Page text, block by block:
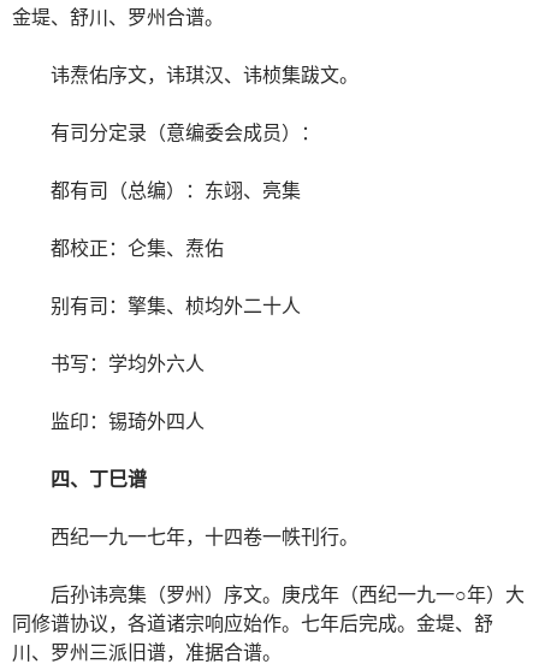
金堤、舒川、罗州合谱。
讳焘佑序文，讳琪汉、讳桢集跋文。
有司分定录（意编委会成员）：
都有司（总编）：东翊、亮集
都校正：仑集、焘佑
别有司：擎集、桢均外二十人
书写：学均外六人
监印：锡琦外四人
四、丁巳谱
西纪一九一七年，十四卷一帙刊行。
后孙讳亮集（罗州）序文。庚戌年（西纪一九一○年）大
同修谱协议，各道诸宗响应始作。七年后完成。金堤、舒
川、罗州三派旧谱，准据合谱。